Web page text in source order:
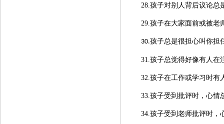
28.孩子对别人背后议论总
29.孩子在大家面前或被老
30.孩子总是很担心叫你担
31.孩子总觉得好像有人在
32.孩子在工作或学习时有
33.孩子受到批评时，心情
34.孩子受到老师批评时，